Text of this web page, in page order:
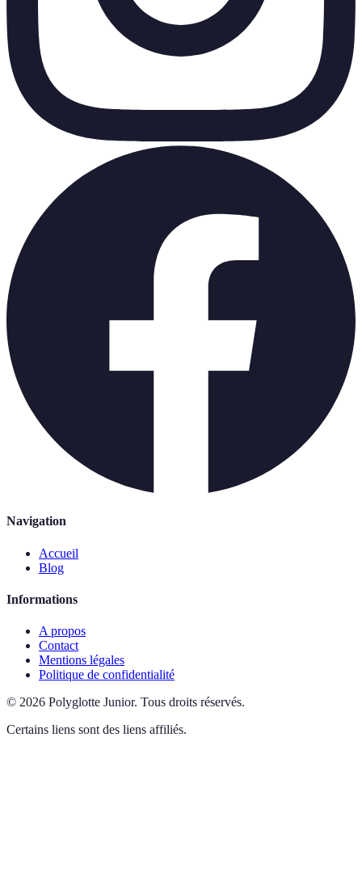
Navigation
Accueil
Blog
Informations
A propos
Contact
Mentions légales
Politique de confidentialité
© 2026 Polyglotte Junior. Tous droits réservés.
Certains liens sont des liens affiliés.